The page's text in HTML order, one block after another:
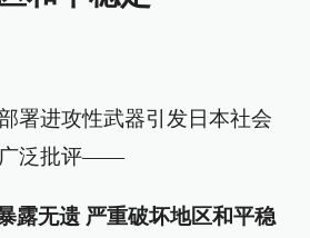
署进攻性武器引发日本社会
广泛批评——
露无遗 严重破坏地区和平稳